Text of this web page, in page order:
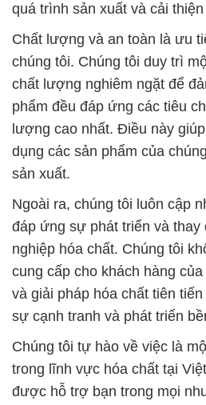
quá trình sản xuất và cải
Chất lượng và an toàn là ưu
chúng tôi. Chúng tôi duy trì
chất lượng nghiêm ngặt để
phẩm đều đáp ứng các tiêu
lượng cao nhất. Điều này
dụng các sản phẩm của
sản xuất.
Ngoài ra, chúng tôi luôn cập
đáp ứng sự phát triển và thay
nghiệp hóa chất. Chúng tôi
cung cấp cho khách hàng
và giải pháp hóa chất tiên
sự cạnh tranh và phát triển
Chúng tôi tự hào về việc là
trong lĩnh vực hóa chất tại
được hỗ trợ bạn trong mọi